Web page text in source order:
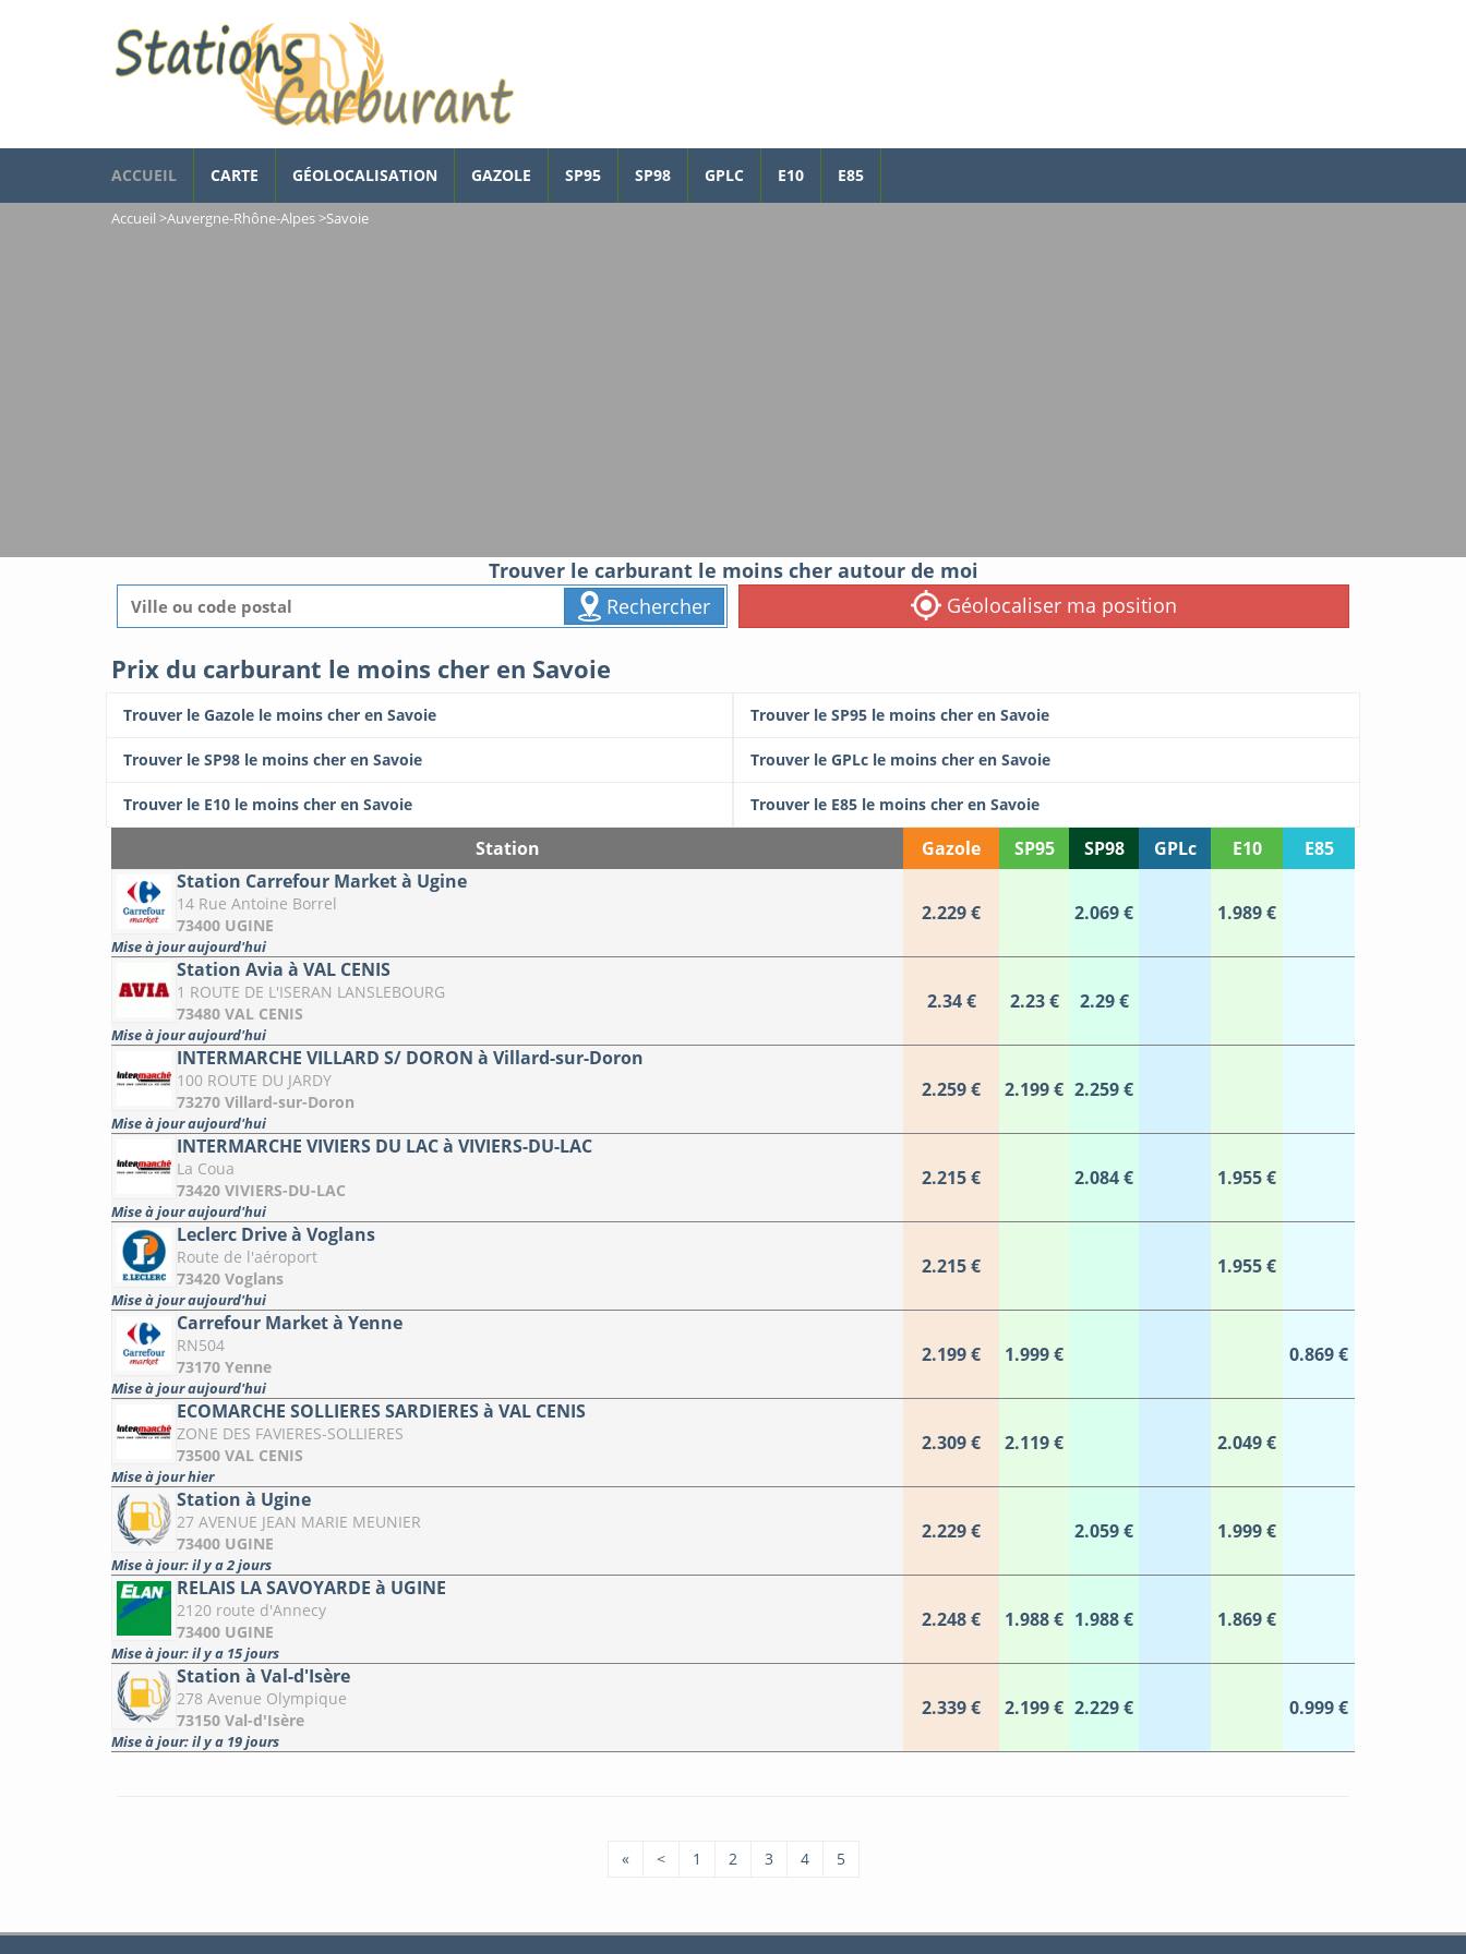
ACCUEIL CARTE GÉOLOCALISATION GAZOLE SP95 SP98 GPLC E10 E85
Accueil >Auvergne-Rhône-Alpes>Savoie
Trouver le carburant le moins cher autour de moi
Rechercher
Géolocaliser ma position
Prix du carburant le moins cher en Savoie
Trouver le Gazole le moins cher en Savoie Trouver le SP95 le moins cher en Savoie
Trouver le SP98 le moins cher en Savoie Trouver le GPLc le moins cher en Savoie
Trouver le E10 le moins cher en Savoie Trouver le E85 le moins cher en Savoie
Station Gazole SP95 SP98 GPLc E10
E85
Station Carrefour Market à Ugine
14 Rue Antoine Borrel
73400 UGINE
Mise à jour aujourd'hui
2.229 € 2.069 € 1.989 €
Station Avia à VAL CENIS
1 ROUTE DE L'ISERAN LANSLEBOURG
73480 VAL CENIS
Mise à jour aujourd'hui
2.34 € 2.23 € 2.29 €
INTERMARCHE VILLARD S/ DORON à Villard-sur-Doron
100 ROUTE DU JARDY
73270 Villard-sur-Doron
Mise à jour aujourd'hui
2.259 € 2.199 € 2.259 €
INTERMARCHE VIVIERS DU LAC à VIVIERS-DU-LAC
La Coua
73420 VIVIERS-DU-LAC
Mise à jour aujourd'hui
2.215 € 2.084 € 1.955 €
Leclerc Drive à Voglans
Route de l'aéroport
73420 Voglans
Mise à jour aujourd'hui
2.215 € 1.955 €
Carrefour Market à Yenne
RN504
73170 Yenne
Mise à jour aujourd'hui
2.199 € 1.999 € 0.869 €
ECOMARCHE SOLLIERES SARDIERES à VAL CENIS
ZONE DES FAVIERES-SOLLIERES
73500 VAL CENIS
Mise à jour hier
2.309 € 2.119 € 2.049 €
Station à Ugine
27 AVENUE JEAN MARIE MEUNIER
73400 UGINE
Mise à jour: il y a 2 jours
2.229 € 2.059 € 1.999 €
RELAIS LA SAVOYARDE à UGINE
2120 route d'Annecy
73400 UGINE
Mise à jour: il y a 15 jours
2.248 € 1.988 € 1.988 € 1.869 €
Station à Val-d'Isère
278 Avenue Olympique
73150 Val-d'Isère
Mise à jour: il y a 19 jours
2.339 € 2.199 € 2.229 € 0.999 €
« < 1 2 3 4 5